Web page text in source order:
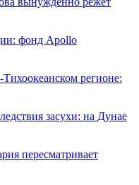
фонд Apollo
регионе:
засухи: на Дунае
пересматривает